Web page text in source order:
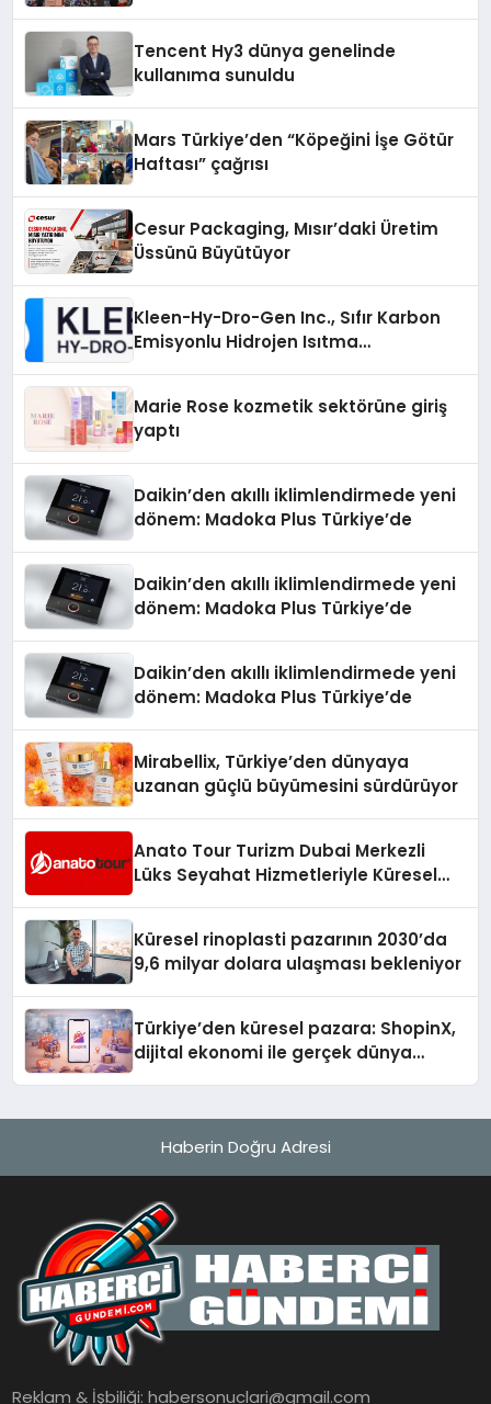
Tencent Hy3 dünya genelinde
kullanıma sunuldu
Mars Türkiye’den “Köpeğini İşe Götür
Haftası” çağrısı
Cesur Packaging, Mısır’daki Üretim
Üssünü Büyütüyor
Kleen-Hy-Dro-Gen Inc., Sıfır Karbon
Emisyonlu Hidrojen Isıtma
Marie Rose kozmetik sektörüne giriş
yaptı
Daikin’den akıllı iklimlendirmede yeni
dönem: Madoka Plus Türkiye’de
Daikin’den akıllı iklimlendirmede yeni
dönem: Madoka Plus Türkiye’de
Daikin’den akıllı iklimlendirmede yeni
dönem: Madoka Plus Türkiye’de
Mirabellix, Türkiye’den dünyaya
uzanan güçlü büyümesini sürdürüyor
Anato Tour Turizm Dubai Merkezli
Lüks Seyahat Hizmetleriyle Küresel
Küresel rinoplasti pazarının 2030’da
9,6 milyar dolara ulaşması bekleniyor
Türkiye’den küresel pazara: ShopinX,
dijital ekonomi ile gerçek dünya
Haberin Doğru Adresi
Reklam & İşbiliği:habersonuclari@gmail.com